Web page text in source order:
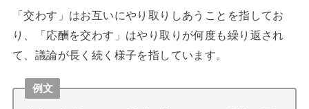
「交わす」はお互いにやり取りしあうことを指してお
り、「応酬を交わす」はやり取りが何度も繰り返され
て、議論が長く続く様子を指しています。
例文